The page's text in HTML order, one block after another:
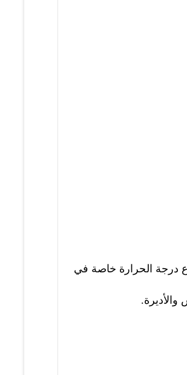
درجة الحرارة خاصة في